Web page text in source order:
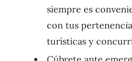
siempre es
con tus
turísticas y